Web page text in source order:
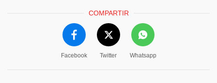
COMPARTIR
Facebook Twitter Whatsapp